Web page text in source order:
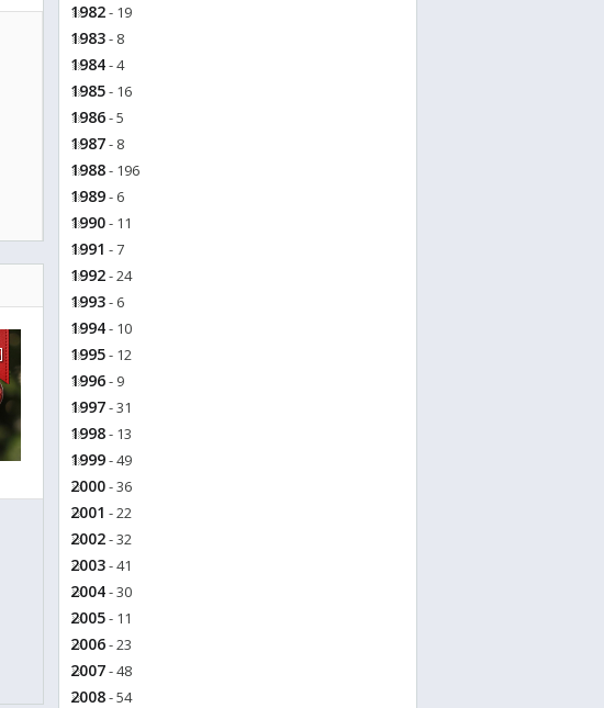
1982- 19
1983- 8
1984- 4
1985- 16
1986- 5
1987- 8
1988- 196
1989- 6
1990- 11
1991 - 7
1992- 24
1993- 6
1994- 10
1995- 12
1996- 9
1997- 31
1998- 13
1999- 49
2000- 36
2001 - 22
2002- 32
2003- 41
2004- 30
2005- 11
2006- 23
2007- 48
2008- 54